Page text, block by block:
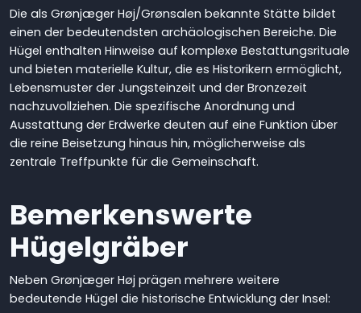
Die als Grønjæger Høj/Grønsalen bekannte Stätte bildet
einen der bedeutendsten archäologischen Bereiche. Die
Hügel enthalten Hinweise auf komplexe Bestattungsrituale
und bieten materielle Kultur, die es Historikern ermöglicht,
Lebensmuster der Jungsteinzeit und der Bronzezeit
nachzuvollziehen. Die spezifische Anordnung und
Ausstattung der Erdwerke deuten auf eine Funktion über
die reine Beisetzung hinaus hin, möglicherweise als
zentrale Treffpunkte für die Gemeinschaft.
Bemerkenswerte
Hügelgräber
Neben Grønjæger Høj prägen mehrere weitere
bedeutende Hügel die historische Entwicklung der Insel: